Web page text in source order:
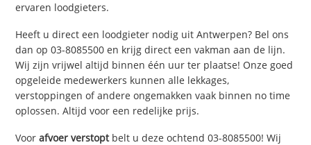
ervaren loodgieters.
Heeft u direct een loodgieter nodig uit Antwerpen? Bel ons
dan op 03-8085500 en krijg direct een vakman aan de lijn.
Wij zijn vrijwel altijd binnen één uur ter plaatse! Onze goed
opgeleide medewerkers kunnen alle lekkages,
verstoppingen of andere ongemakken vaak binnen no time
oplossen. Altijd voor een redelijke prijs.
Voorafvoer verstoptbelt u deze ochtend 03-8085500! Wij